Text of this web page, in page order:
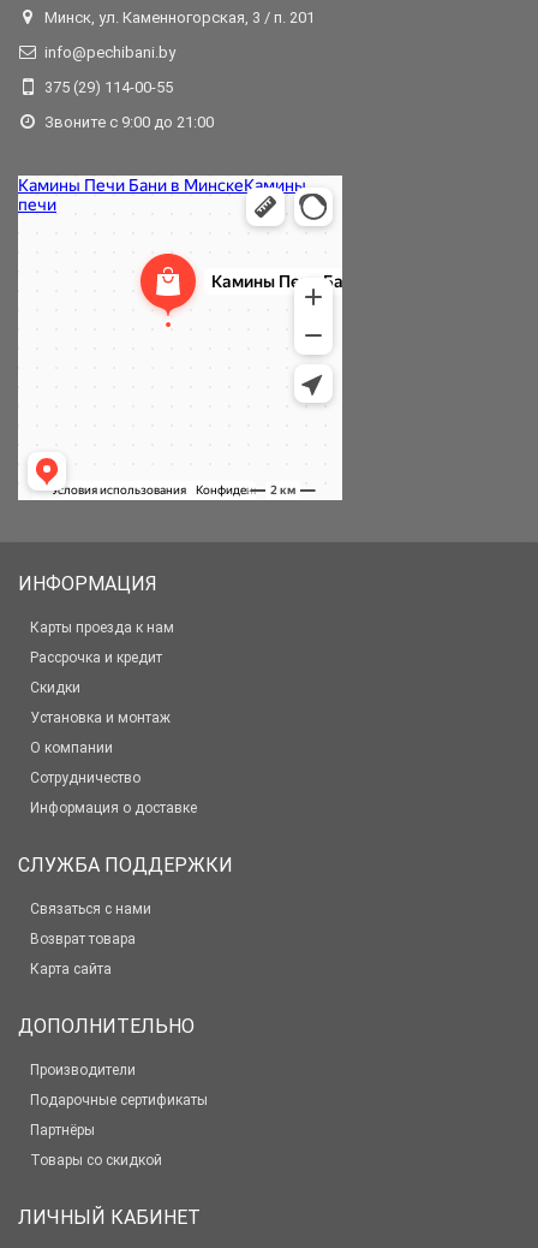
Минск, ул. Каменногорская, 3 / п. 201
info@pechibani.by
375 (29) 114-00-55
Звоните с 9:00 до 21:00
ИНФОРМАЦИЯ
Карты проезда к нам
Рассрочка и кредит
Скидки
Установка и монтаж
О компании
Сотрудничество
Информация о доставке
СЛУЖБА ПОДДЕРЖКИ
Связаться с нами
Возврат товара
Карта сайта
ДОПОЛНИТЕЛЬНО
Производители
Подарочные сертификаты
Партнёры
Товары со скидкой
ЛИЧНЫЙ КАБИНЕТ